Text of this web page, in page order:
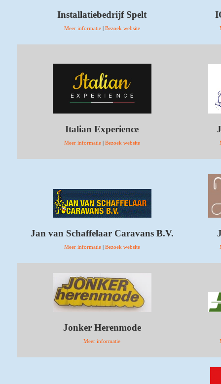
Installatiebedrijf Spelt
Meer informatie| Bezoek website
Italian Experience
Meer informatie| Bezoek website
Jan van Schaffelaar Caravans B.V.
Meer informatie| Bezoek website
Jonker Herenmode
Meer informatie